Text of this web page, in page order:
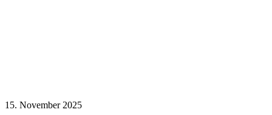
15. November 2025